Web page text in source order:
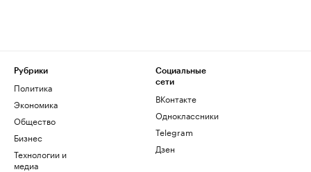
Рубрики
Политика
Экономика
Общество
Бизнес
Технологии и
медиа
Социальные
сети
ВКонтакте
Одноклассники
Telegram
Дзен